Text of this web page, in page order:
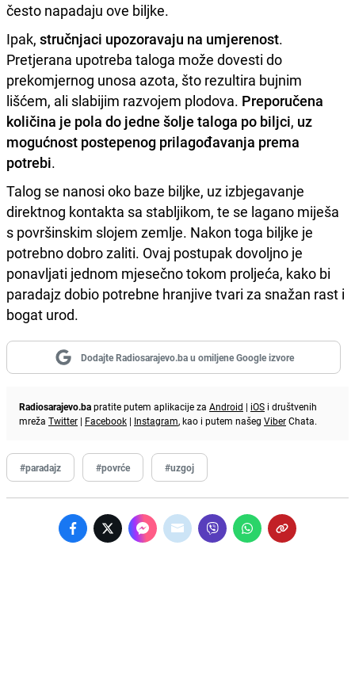
često napadaju ove biljke.
Ipak, stručnjaci upozoravaju na umjerenost.
Pretjerana upotreba taloga može dovesti do
prekomjernog unosa azota, što rezultira bujnim
lišćem, ali slabijim razvojem plodova. Preporučena
količina je pola do jedne šolje taloga po biljci, uz
mogućnost postepenog prilagođavanja prema
potrebi.
Talog se nanosi oko baze biljke, uz izbjegavanje
direktnog kontakta sa stabljikom, te se lagano miješa
s površinskim slojem zemlje. Nakon toga biljke je
potrebno dobro zaliti. Ovaj postupak dovoljno je
ponavljati jednom mjesečno tokom proljeća, kako bi
paradajz dobio potrebne hranjive tvari za snažan rast i
bogat urod.
Dodajte Radiosarajevo.ba u omiljene Google izvore
Radiosarajevo.bapratite putem aplikacije za Android | iOS i društvenih
mreža Twitter | Facebook | Instagram, kao i putem našeg ViberChata.
#paradajz #povrće #uzgoj